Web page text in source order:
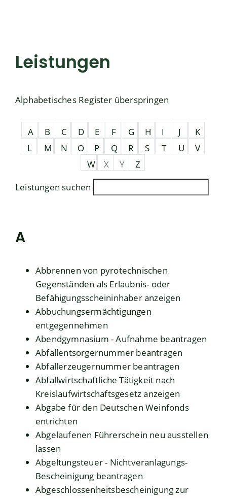
Leistungen
Alphabetisches Register überspringen
A B C D E F G H I J
K
L
M N O P Q R S T U
V
W
X Y
Z
Leistungen suchen
A
Abbrennen von pyrotechnischen
Gegenständen als Erlaubnis- oder
Befähigungsscheininhaber anzeigen
Abbuchungsermächtigungen
entgegennehmen
Abendgymnasium - Aufnahme beantragen
Abfallentsorgernummer beantragen
Abfallerzeugernummer beantragen
Abfallwirtschaftliche Tätigkeit nach
Kreislaufwirtschaftsgesetz anzeigen
Abgabe für den Deutschen Weinfonds
entrichten
Abgelaufenen Führerschein neu ausstellen
lassen
Abgeltungsteuer - Nichtveranlagungs-
Bescheinigung beantragen
Abgeschlossenheitsbescheinigung zur